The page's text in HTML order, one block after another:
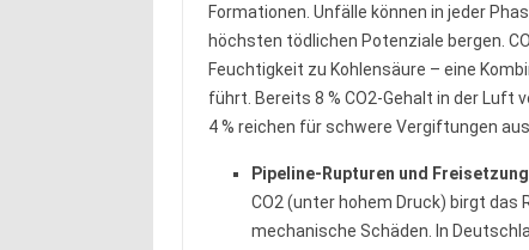
Formationen. Unfälle können in jeder
höchsten tödlichen Potenziale bergen.
Feuchtigkeit zu Kohlensäure – eine
führt. Bereits 8 % CO2-Gehalt in der Luft
4 % reichen für schwere Vergiftungen aus.
Pipeline-Rupturen und
CO2 (unter hohem Druck) birgt das
mechanische Schäden. In